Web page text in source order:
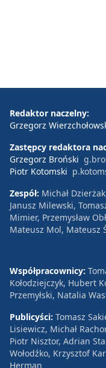
Redaktor naczelny:
Grzegorz
Zastępcy redaktora
Grzegorz Broński
Piotr Kotomski
Zespół: Michał
Janusz Milewski,
Mimier, Przemysław
Mateusz Mol, Mateusz
Współpracownicy:
Kołodziejczyk, Hubert
Przemyłski, Natalia
Publicyści: Tomasz
Lisiewicz, Michał
Piotr Nisztor, Adrian
Wołodźko, Krzysztof
Herman